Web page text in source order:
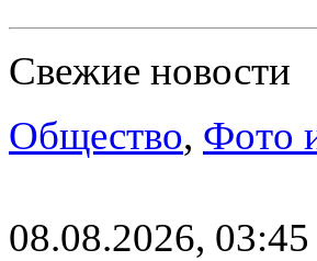
Свежие новости
Общество, Фото
08.08.2026, 03:45